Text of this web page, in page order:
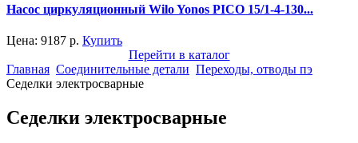
Насос циркуляционный Wilo Yonos PICO 15/1-4-130...
Цена: 9187 р. Купить
Перейти в каталог
Главная Соединительные детали Переходы, отводы пэ
Седелки электросварные
Седелки электросварные